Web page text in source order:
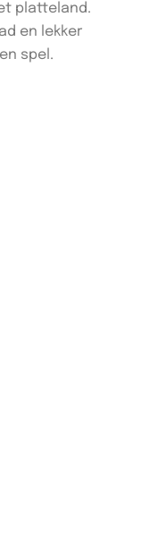
platteland.
en lekker
spel.